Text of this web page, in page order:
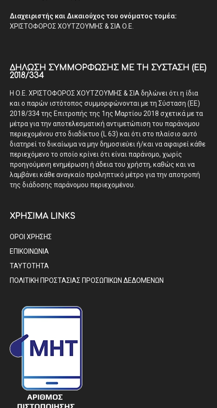
Διαχειριστής και Δικαιούχος του ονόματος τομέα:
ΧΡΙΣΤΟΦΟΡΟΣ ΧΟΥΤΖΟΥΜΗΣ & ΣΙΑ Ο.Ε.
ΔΉΛΩΣΗ ΣΥΜΜΌΡΦΩΣΗΣ ΜΕ ΤΗ ΣΎΣΤΑΣΗ (ΕΕ)
2018/334
Η Ο.Ε. ΧΡΙΣΤΟΦΟΡΟΣ ΧΟΥΤΖΟΥΜΗΣ & ΣΙΑ δηλώνει ότι η ίδια
και ο παρών ιστότοπος συμμορφώνονται με τη Σύσταση (ΕΕ)
2018/334 της Επιτροπής της 1ης Μαρτίου 2018 σχετικά με τα
μέτρα για την αποτελεσματική αντιμετώπιση του παράνομου
περιεχομένου στο διαδίκτυο (L 63) και ότι στο πλαίσιο αυτό
διατηρεί το δικαίωμα να μην δημοσιεύει ή/και να αφαιρεί κάθε
περιεχόμενο το οποίο κρίνει ότι είναι παράνομο, χωρίς
προηγούμενη ενημέρωση ή άδεια του χρήστη, καθώς και να
λαμβάνει κάθε αναγκαίο προληπτικό μέτρο για την αποτροπή
της διάδοσης παράνομου περιεχομένου.
ΧΡΗΣΙΜΑ LINKS
ΟΡΟΙ ΧΡΗΣΗΣ
ΕΠΙΚΟΙΝΩΝΙΑ
ΤΑΥΤΟΤΗΤΑ
ΠΟΛΙΤΙΚΗ ΠΡΟΣΤΑΣΙΑΣ ΠΡΟΣΩΠΙΚΩΝ ΔΕΔΟΜΕΝΩΝ